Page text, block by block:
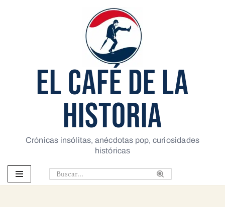
EL CAFÉ DE LA
HISTORIA
Crónicas insólitas, anécdotas pop, curiosidades
históricas